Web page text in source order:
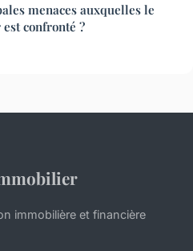
menaces auxquelles le
confronté ?
immobilière et financière